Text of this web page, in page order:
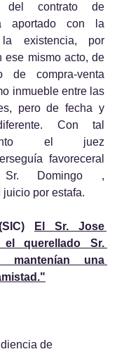
del contrato de
aportado con la
existencia, por
ese mismo acto, de
de compra-venta
inmueble entre las
pero de fecha y
Con tal
el juez
favoreceral
Sr. Domingo ,
por estafa.
El Sr. Jose
querellado Sr.
mantenían una
de